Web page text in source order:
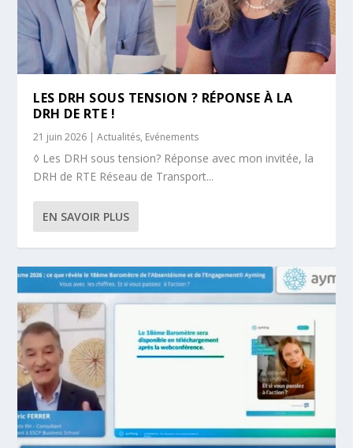
LES DRH SOUS TENSION ? RÉPONSE À LA
DRH DE RTE !
21 juin 2026 |Actualités, Evénements
◊ Les DRH sous tension? Réponse avec mon invitée, la
DRH de RTE Réseau de Transport...
EN SAVOIR PLUS